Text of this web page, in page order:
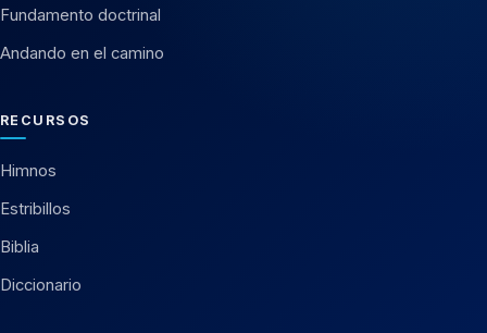
Fundamento doctrinal
Andando en el camino
RECURSOS
Himnos
Estribillos
Biblia
Diccionario